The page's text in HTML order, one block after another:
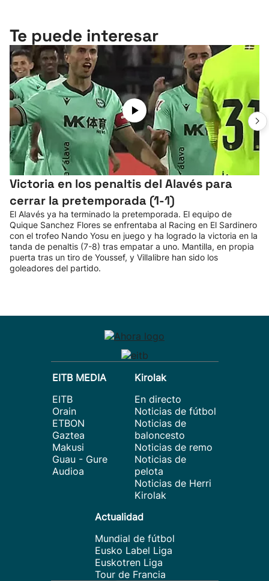
Te puede interesar
Victoria en los penaltis del Alavés para
cerrar la pretemporada (1-1)
El Alavés ya ha terminado la pretemporada. El equipo de
Quique Sanchez Flores se enfrentaba al Racing en El Sardinero
con el trofeo Nando Yosu en juego y ha logrado la victoria en la
tanda de penaltis (7-8) tras empatar a uno. Mantilla, en propia
puerta tras un tiro de Youssef, y Villalibre han sido los
goleadores del partido.
EITB MEDIA
EITB
Orain
ETBON
Gaztea
Makusi
Guau - Gure
Audioa
Kirolak
En directo
Noticias de fútbol
Noticias de
baloncesto
Noticias de remo
Noticias de
pelota
Noticias de Herri
Kirolak
Actualidad
Mundial de fútbol
Eusko Label Liga
Euskotren Liga
Tour de Francia